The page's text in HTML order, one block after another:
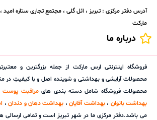
آدرس دفتر مرکزی : تبریز ، ائل گلی ، مجتمع تجاری ستاره امید
مارکت
درباره ما
فروشگاه اینترنتی ارس مارکت از جمله بزرگترین و
محصولات آرایشی و بهداشتی و شوینده اصل و با کیفیتِ در
محصولات فروشگاه شامل دسته بندی هایمراقبت پوست
بهداشت بانوان ،بهداشت آقایان، بهداشت دهان و دندان،
می باشد.دفتر مرکزی ما در شهر تبریز است و تمامی ارسالی